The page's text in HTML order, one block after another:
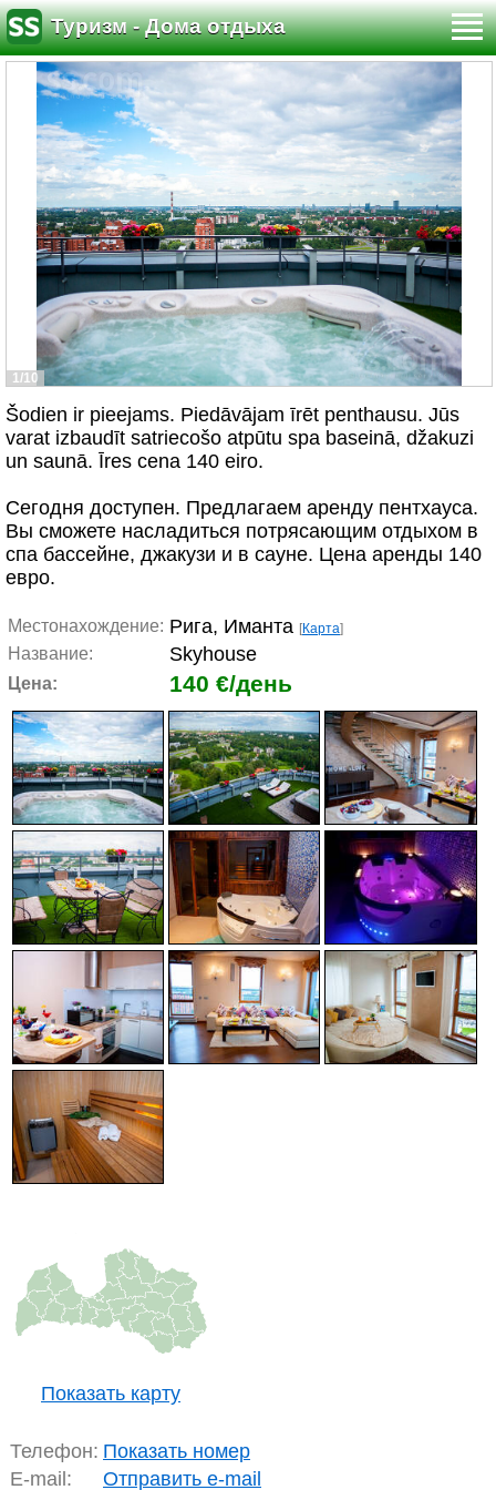
Туризм - Дома отдыха
1/10
Šodien ir pieejams. Piedāvājam īrēt penthausu. Jūs
varat izbaudīt satriecošo atpūtu spa baseinā, džakuzi
un saunā. Īres cena 140 eiro.
Сегодня доступен. Предлагаем аренду пентхауса.
Вы сможете насладиться потрясающим отдыхом в
спа бассейне, джакузи и в сауне. Цена аренды 140
евро.
Местонахождение: Рига, Иманта [Карта]
Название: Skyhouse
Цена: 140 €/день
Показать карту
Телефон: Показать номер
E-mail:
Отправить e-mail